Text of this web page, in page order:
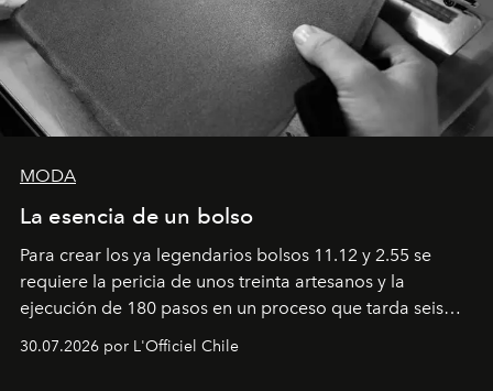
MODA
La esencia de un bolso
Para crear los ya legendarios bolsos 11.12 y 2.55 se
requiere la pericia de unos treinta artesanos y la
ejecución de 180 pasos en un proceso que tarda seis
semanas. Los expertos ponen en práctica una técnica
que se enseña solamente en la escuela de formación de
30.07.2026 por L'Officiel Chile